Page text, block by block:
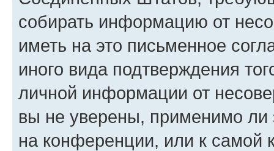
собирать информацию от
иметь на это письменное
иного вида подтверждения
личной информации от
вы не уверены, применимо ли
на конференции, или к самой